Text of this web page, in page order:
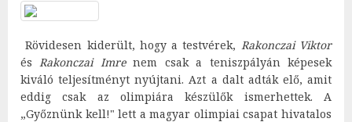
Rövidesen kiderült, hogy a testvérek, Rakonczai Viktor
ésRakonczai Imrenem csak a teniszpályán képesek
kiváló teljesítményt nyújtani. Azt a dalt adták elő, amit
eddig csak az olimpiára készülők ismerhettek. A
„Győznünk kell!" lett a magyar olimpiai csapat hivatalos